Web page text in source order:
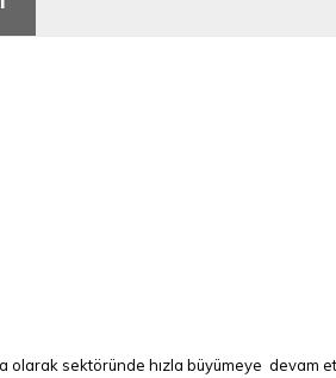
sektöründe hızla büyümeye devam